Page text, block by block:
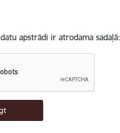
apstrādi ir atrodama sadaļā: